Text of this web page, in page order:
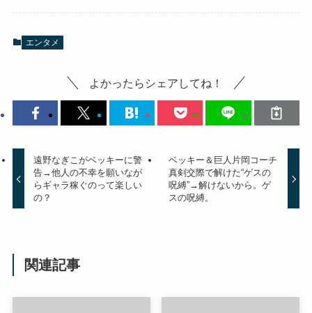
エンタメ
よかったらシェアしてね！
遠野なぎこがベッキーに警
告→他人の不幸を願いなが
らギャラ稼ぐのって楽しい
の？
ベッキー＆巨人片岡コーチ
真剣交際で解けた“ゲスの
呪縛”→解けないから。ゲ
スの呪縛。
関連記事